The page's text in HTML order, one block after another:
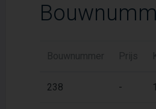
Bouwnummer Prijs
238 -